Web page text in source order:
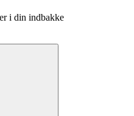
i din indbakke